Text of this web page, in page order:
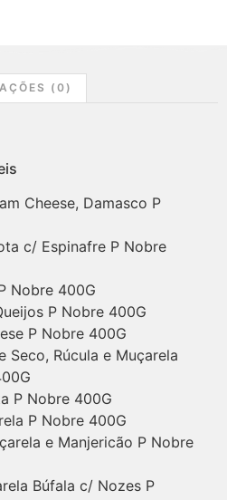
(0)
Cheese, Damasco P
c/ Espinafre P Nobre
Nobre 400G
P Nobre 400G
P Nobre 400G
Seco, Rúcula e Muçarela
P Nobre 400G
P Nobre 400G
e Manjericão P Nobre
Búfala c/ Nozes P